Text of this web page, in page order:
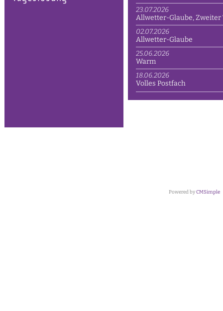
23.07.2026
Allwetter-Glaube, Zweiter
02.07.2026
Allwetter-Glaube
25.06.2026
Warm
18.06.2026
Volles Postfach
Powered byCMSimple